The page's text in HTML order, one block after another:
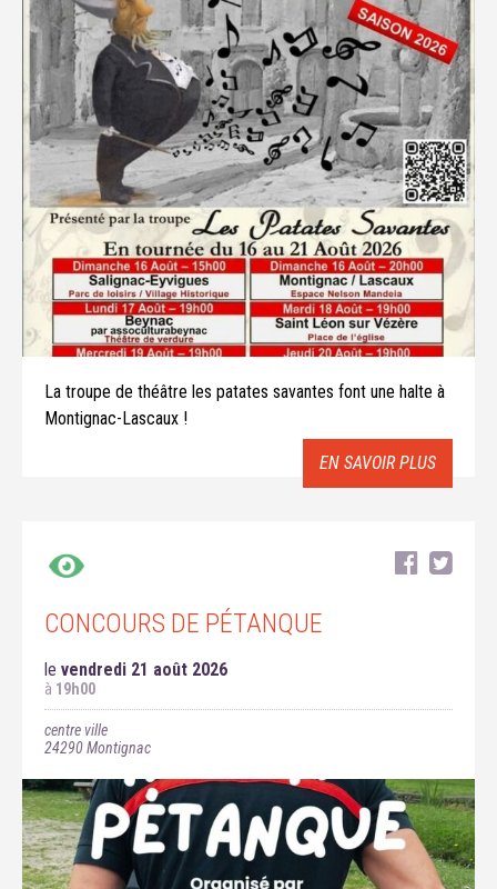
La troupe de théâtre les patates savantes font une halte à
Montignac-Lascaux !
EN SAVOIR PLUS
CONCOURS DE PÉTANQUE
le vendredi 21 août 2026
à 19h00
centre ville
24290Montignac